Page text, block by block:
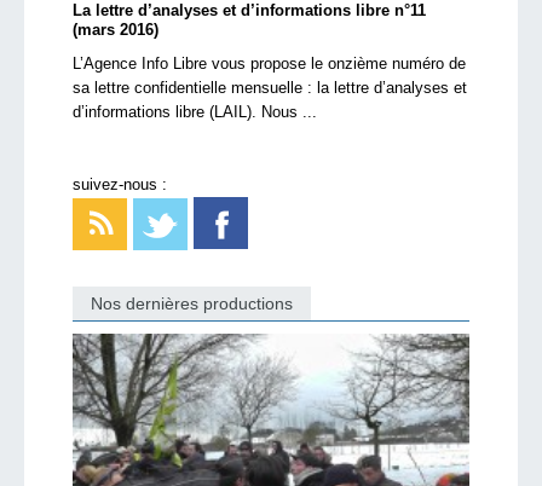
La lettre d’analyses et d’informations libre n°11
(mars 2016)
L’Agence Info Libre vous propose le onzième numéro de
sa lettre confidentielle mensuelle : la lettre d’analyses et
d’informations libre (LAIL). Nous ...
suivez-nous :
Nos dernières productions